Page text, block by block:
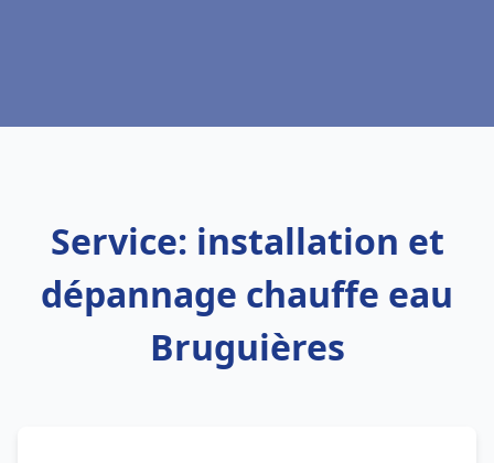
Service: installation et
dépannage chauffe eau
Bruguières